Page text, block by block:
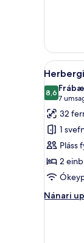
-
einbreið
-
verönd
Skoða
allar
myndir
fyrir
-
2
rúm
4
8,68,6 af 10
7
(7
32
1
Pláss
2
Nánari
Nánari